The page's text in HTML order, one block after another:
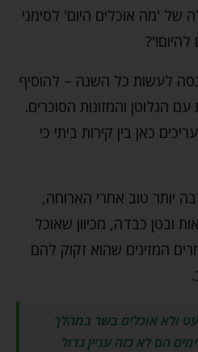
של 'מה אוכלים היום' לסימני
לעשות כל השנה – להוסיף
עם הגלוטן והמזונות הסוכרים.
כאן בין קירות ביתי כי
יותר טוב אחרי הארוחה,
ובטן כבדה, מכיוון שאוכל
המזינים שהוא זקוק להם
ולא אוכלים בשר במהלך
הם לא כזה עניין גדול